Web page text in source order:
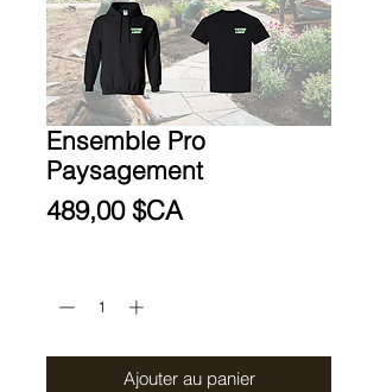
Ensemble Pro
Paysagement
489,00 $CAPrix
Ajouter au panier